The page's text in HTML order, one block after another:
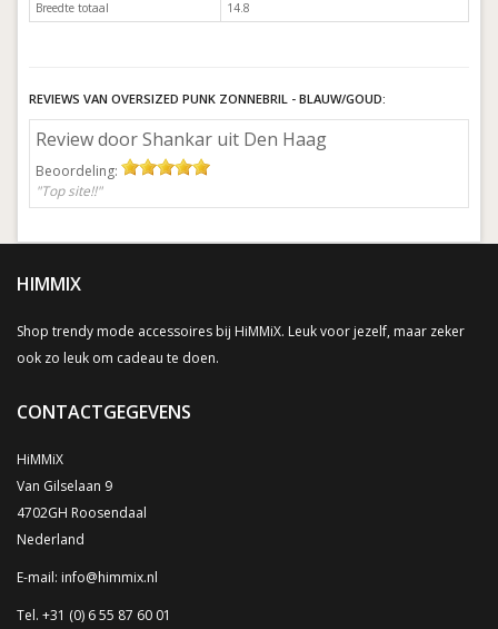
Breedte totaal
14.8
REVIEWS VAN OVERSIZED PUNK ZONNEBRIL - BLAUW/GOUD:
Review door Shankar uit Den Haag
Beoordeling:
"Top site!!"
HIMMIX
Shop trendy mode accessoires bij HiMMiX. Leuk voor jezelf, maar zeker
ook zo leuk om cadeau te doen.
CONTACTGEGEVENS
HiMMiX
Van Gilselaan 9
4702GH Roosendaal
Nederland
E-mail: info@himmix.nl
Tel. +31 (0) 6 55 87 60 01